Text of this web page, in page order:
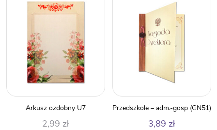
Arkusz ozdobny U7
2,99 zł
Przedszkole – adm.-gosp (GN51)
3,89 zł